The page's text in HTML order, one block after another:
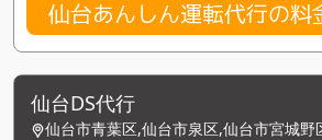
仙台あんしん運転代行の料
仙台DS代行
仙台市青葉区,仙台市泉区,仙台市宮城野